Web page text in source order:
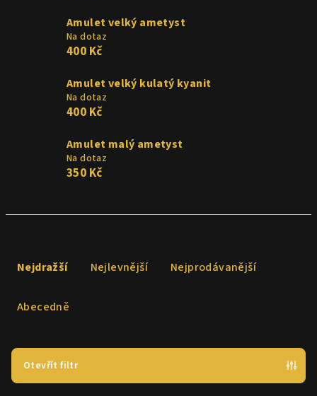
Amulet velký ametyst
Na dotaz
400 Kč
Amulet velký kulatý kyanit
Na dotaz
400 Kč
Amulet malý ametyst
Na dotaz
350 Kč
r
Nejdražší Nejlevnější Nejprodávanější
Abecedně
Otevřít filtr